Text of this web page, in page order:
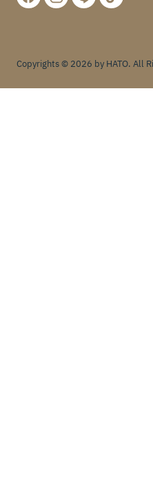
Copyrights © 2026 by HATO. All